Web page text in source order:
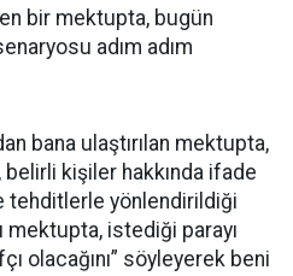
bir mektupta, bugün
adım adım
bana ulaştırılan mektupta,
belirli kişiler hakkında ifade
tehditlerle yönlendirildiği
mektupta, istediği parayı
olacağını” söyleyerek beni